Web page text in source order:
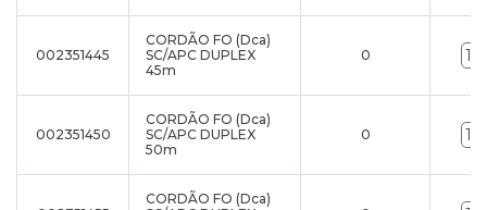
002351445
CORDÃO FO (Dca)
SC/APC DUPLEX
45m
0
002351450
CORDÃO FO (Dca)
SC/APC DUPLEX
50m
0
CORDÃO FO (Dca)